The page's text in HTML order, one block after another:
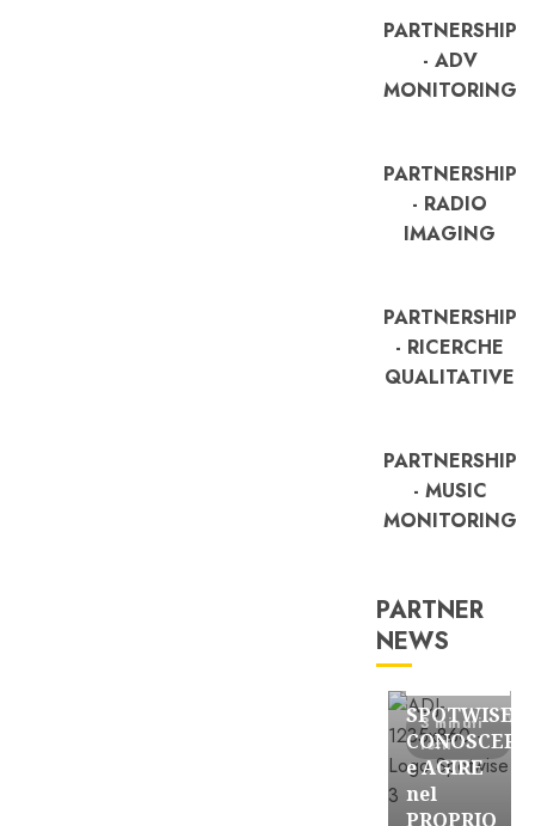
PARTNERSHIP
- ADV
MONITORING
PARTNERSHIP
- RADIO
IMAGING
PARTNERSHIP
- RICERCHE
QUALITATIVE
PARTNERSHIP
- MUSIC
MONITORING
PARTNER
NEWS
3 minuti
letti
FREE
SPOTWISE:
CONOSCERE
e AGIRE
nel
PROPRIO